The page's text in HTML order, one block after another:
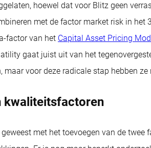
hoewel dat voor Blitz geen
met de factor market risk in het
factor van het Capital Asset Pricing
gaat juist uit van het
voor deze radicale stap hebben ze
kwaliteitsfactoren
met het toevoegen van de twee